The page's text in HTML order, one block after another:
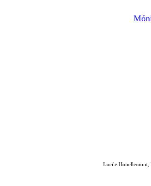
Lucile Houellemont,